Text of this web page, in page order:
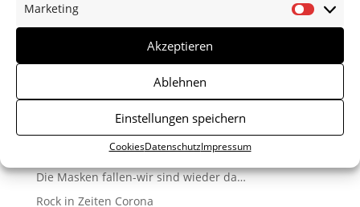
Marketing
Akzeptieren
Ablehnen
Einstellungen speichern
CookiesDatenschutzImpressum
Die neue Platte ist da!
Sommer-open air-Impressionen
Nicht alles hat für immer Bestand.
Die Masken fallen-wir sind wieder da…
Rock in Zeiten Corona